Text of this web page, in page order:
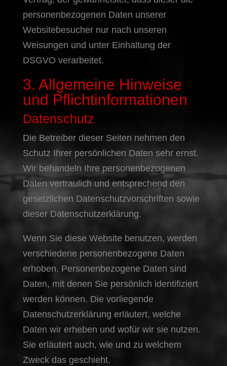
personenbezogenen Daten unserer
Websitebesucher nur nach unseren
Weisungen und unter Einhaltung der
DSGVO verarbeitet.
3. Allgemeine Hinweise
und Pflicht­informationen
Datenschutz
Die Betreiber dieser Seiten nehmen den
Schutz Ihrer persönlichen Daten sehr ernst.
Wir behandeln Ihre personenbezogenen
Daten vertraulich und entsprechend den
gesetzlichen Datenschutzvorschriften sowie
dieser Datenschutzerklärung.
Wenn Sie diese Website benutzen, werden
verschiedene personenbezogene Daten
erhoben. Personenbezogene Daten sind
Daten, mit denen Sie persönlich identifiziert
werden können. Die vorliegende
Datenschutzerklärung erläutert, welche
Daten wir erheben und wofür wir sie nutzen.
Sie erläutert auch, wie und zu welchem
Zweck das geschieht.